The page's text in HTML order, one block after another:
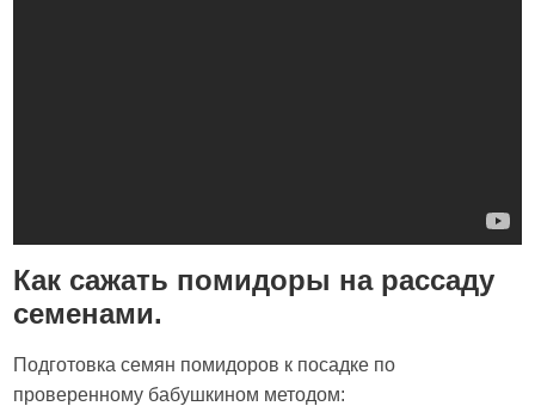
Как сажать помидоры на рассаду
семенами.
Подготовка семян помидоров к посадке по
проверенному бабушкином методом: